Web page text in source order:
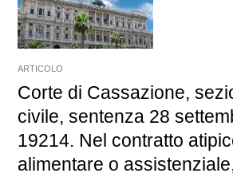
ARTICOLO
Corte di Cassazione,
civile, sentenza 28
19214. Nel contratto
alimentare o